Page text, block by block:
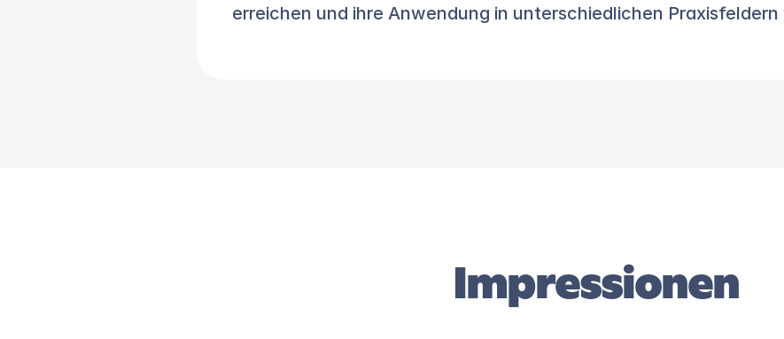
erreichen und ihre Anwendung in unterschiedlichen
Impressionen